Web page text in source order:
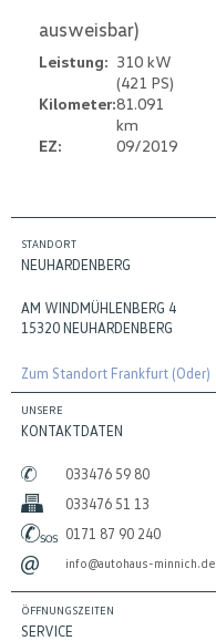
ausweisbar)
Leistung: 310 kW
(421 PS)
Kilometer:81.091
km
EZ:
09/2019
STANDORT
NEUHARDENBERG
AM WINDMÜHLENBERG 4
15320 NEUHARDENBERG
Zum Standort Frankfurt (Oder)
UNSERE
KONTAKTDATEN
033476 59 80
033476 51 13
0171 87 90 240
info@autohaus-minnich.de
ÖFFNUNGSZEITEN
SERVICE